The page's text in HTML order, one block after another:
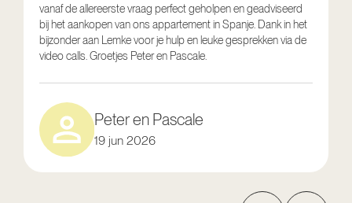
vanaf de allereerste vraag perfect geholpen en geadviseerd
bij het aankopen van ons appartement in Spanje. Dank in het
bijzonder aan Lemke voor je hulp en leuke gesprekken via de
video calls. Groetjes Peter en Pascale.
Peter en Pascale
19 jun 2026